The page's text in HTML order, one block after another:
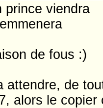
prince viendra
de fous :)
attendre, de
alors le copier